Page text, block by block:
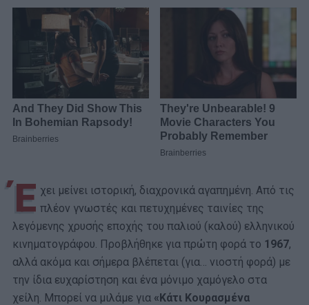
Έ χει μείνει ιστορική, διαχρονικά αγαπημένη. Από τις
πλέον γνωστές και πετυχημένες ταινίες της
λεγόμενης χρυσής εποχής του παλιού (καλού) ελληνικού
κινηματογράφου. Προβλήθηκε για πρώτη φορά το 1967,
αλλά ακόμα και σήμερα βλέπεται (για… νιοστή φορά) με
την ίδια ευχαρίστηση και ένα μόνιμο χαμόγελο στα
χείλη. Μπορεί να μιλάμε για «Κάτι Κουρασμένα